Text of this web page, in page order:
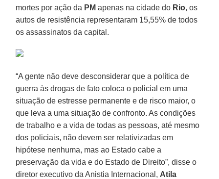
mortes por ação da PM apenas na cidade do Rio, os
autos de resistência representaram 15,55% de todos
os assassinatos da capital.
“A gente não deve desconsiderar que a política de
guerra às drogas de fato coloca o policial em uma
situação de estresse permanente e de risco maior, o
que leva a uma situação de confronto. As condições
de trabalho e a vida de todas as pessoas, até mesmo
dos policiais, não devem ser relativizadas em
hipótese nenhuma, mas ao Estado cabe a
preservação da vida e do Estado de Direito”, disse o
diretor executivo da Anistia Internacional, Atila